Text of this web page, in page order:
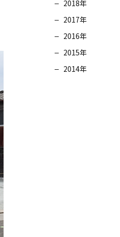
2018年
2017年
2016年
2015年
2014年